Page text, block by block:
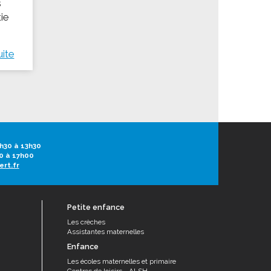
à 13h30
à 17h00
Petite enfance
Les crèches
Assistantes maternelles
Enfance
Les écoles maternelles et primaire